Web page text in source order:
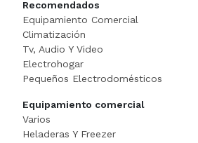
Recomendados
Equipamiento Comercial
Climatización
Tv, Audio Y Video
Electrohogar
Pequeños Electrodomésticos
Equipamiento comercial
Varios
Heladeras Y Freezer
Licuadora
Lomitera
Mesa De Trabajo